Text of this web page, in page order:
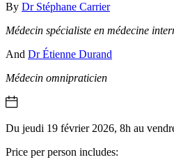
By Dr Stéphane Carrier
Médecin spécialiste en médecine
And Dr Étienne Durand
Médecin omnipraticien
Du jeudi 19 février 2026, 8h au
Price per person includes: